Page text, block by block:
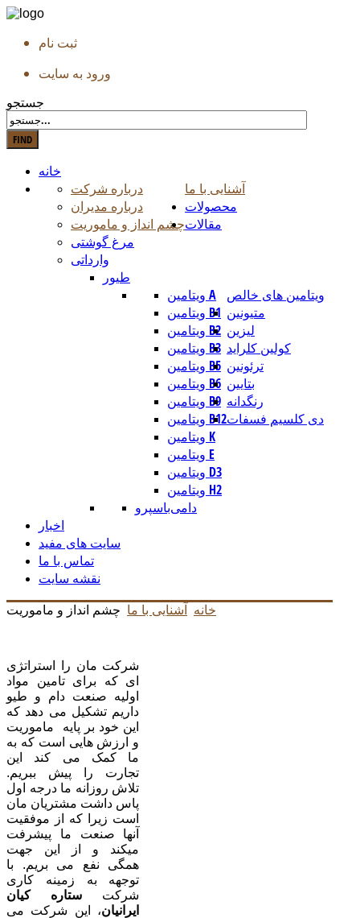
ثبت نام
ورود به سایت
جستجو
خانه
آشنایی با ما
درباره شرکت
درباره مدیران
چشم انداز و ماموریت
محصولات
مرغ گوشتی
وارداتی
طیور
ویتامین های خالص
ویتامین A
ویتامین B1
ویتامین B2
ویتامین B3
ویتامین B5
ویتامین B6
ویتامین B9
ویتامین B12
ویتامین K
ویتامین E
ویتامین D3
ویتامین H2
متیونین
لیزین
کولین کلراید
ترئونین
بتایین
رنگدانه
دی کلسیم فسفات
دامیباسپرو
مقالات
اخبار
سایت های مفید
تماس با ما
نقشه سایت
خانه آشنایی با ما چشم انداز و ماموریت
شرکت مان را استراتژی
ای که برای تامین مواد
اولیه صنعت دام و طیو
داریم تشکیل می دهد که
این خود بر پایه ماموریت
و ارزش هایی است که به
ما کمک می کند این
تجارت را پیش ببریم.
تلاش روزانه ما درجه اول
پاس داشت مشتریان مان
است زیرا که از موفقیت
آنها صنعت ما پیشرفت
میکند و از این جهت
همگی نفع می بریم. با
توجهه به زمینه کاری
شرکت ستاره کیان
ایرانیان، این شرکت می